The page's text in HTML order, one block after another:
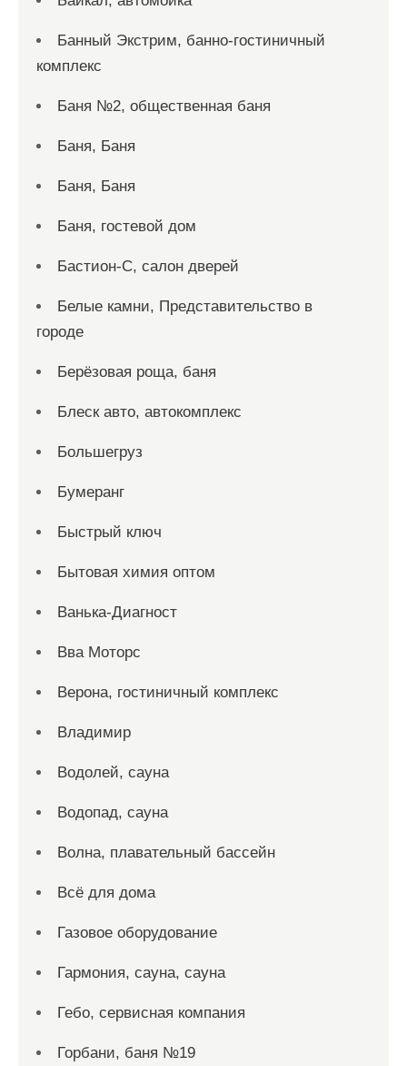
Банный Экстрим, банно-гостиничный
комплекс
Баня №2, общественная баня
Баня, Баня
Баня, Баня
Баня, гостевой дом
Бастион-С, салон дверей
Белые камни, Представительство в
городе
Берёзовая роща, баня
Блеск авто, автокомплекс
Большегруз
Бумеранг
Быстрый ключ
Бытовая химия оптом
Ванька-Диагност
Вва Моторс
Верона, гостиничный комплекс
Владимир
Водолей, сауна
Водопад, сауна
Волна, плавательный бассейн
Всё для дома
Газовое оборудование
Гармония, сауна, сауна
Гебо, сервисная компания
Горбани, баня №19